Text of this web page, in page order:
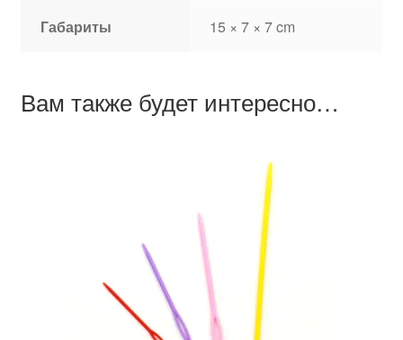
Габариты 15 × 7 × 7 cm
Вам также будет интересно…